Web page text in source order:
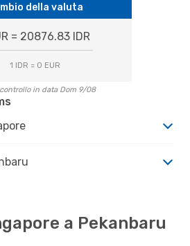
della valuta
= 20876.83 IDR
1 IDR = 0 EUR
in data Dom 9/08
a Pekanbaru